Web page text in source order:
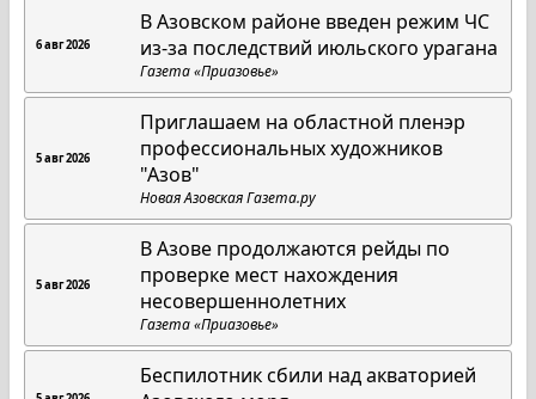
6 авг 2026
В Азовском районе введен режим ЧС
из-за последствий июльского урагана
Газета «Приазовье»
5 авг 2026
Приглашаем на областной пленэр
профессиональных художников
"Азов"
Новая Азовская Газета.ру
5 авг 2026
В Азове продолжаются рейды по
проверке мест нахождения
несовершеннолетних
Газета «Приазовье»
Беспилотник сбили над акваторией